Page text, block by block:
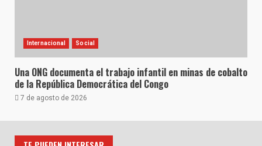
Internacional Social
Una ONG documenta el trabajo infantil en minas de cobalto
de la República Democrática del Congo
7 de agosto de 2026